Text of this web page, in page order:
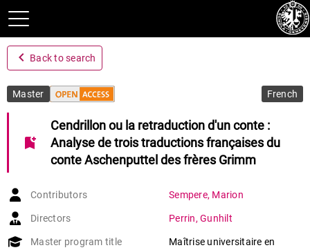
navigate_before Back to search
Master French
bookmark_add
Cendrillon ou la retraduction d'un conte :
Analyse de trois traductions françaises du
conte Aschenputtel des frères Grimm
Contributors Sempere, Marion
Directors Perrin, Gunhilt
Master program title
Maîtrise universitaire en